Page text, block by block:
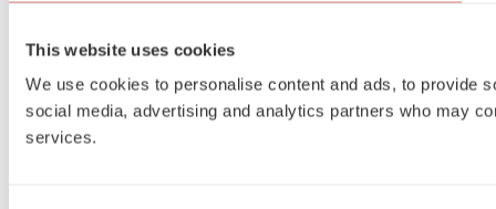
This website uses cookies
We use cookies to personalise content and ads, to provide
social media, advertising and analytics partners who may
services.